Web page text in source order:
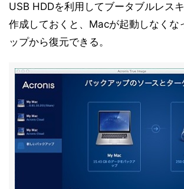
USB HDDを利用してブータブルレス
作成しておくと、Macが起動しなくな
ップから復元できる。